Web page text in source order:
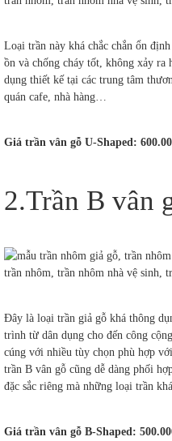
Loại trần này khá chắc chắn ổn
ồn và chống cháy tốt, không xảy
dụng thiết kế tại các trung tâm
quán cafe, nhà hàng…
Giá trần vân gỗ U-Shaped:
2.Trần B vân
Đây là loại trần giả gỗ khá thông
trình từ dân dụng cho đến công
cúng với nhiều tùy chọn phù hợp
trần B vân gỗ cũng dễ dàng phối
đặc sắc riêng mà những loại trần
Giá trần vân gỗ B-Shaped: